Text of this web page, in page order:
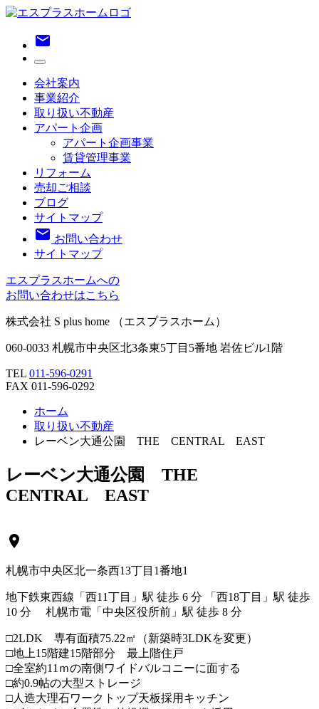
email
会社案内
事業紹介
取り扱い不動産
アパート企画
アパート企画事業
賃貸管理事業
リフォーム
売却ご相談
ブログ
サイトマップ
email お問い合わせ
サイトマップ
エスプラスホームへの
お問い合わせはこちら
株式会社 S plus home （エスプラスホーム）
060-0033 札幌市中央区北3条東5丁目5番地 岩佐ビル1階
TEL 011-596-0291
FAX 011-596-0292
ホーム
取り扱い不動産
レーベン大通公園 THE CENTRAL EAST
レーベン大通公園 THE
CENTRAL EAST
location_on
札幌市中央区北一条西13丁目1番地1
地下鉄東西線「西11丁目」駅 徒歩 6 分 「西18丁目」駅 徒歩
10 分 札幌市電「中央区役所前」駅 徒歩 8 分
□2LDK 専有面積75.22㎡（新築時3LDKを変更）
□地上15階建15階部分 最上階住戸
□全室約11ｍの南側ワイドバルコニーに面する
□約0.9帖の大型ストレージ
□人造大理石ワークトップ天板採用キッチン